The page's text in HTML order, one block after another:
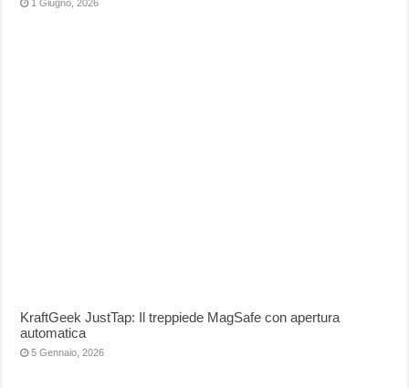
1 Giugno, 2026
KraftGeek JustTap: Il treppiede MagSafe con apertura
automatica
5 Gennaio, 2026